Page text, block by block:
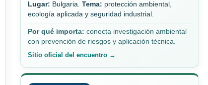
Lugar: Bulgaria. Tema: protección ambiental,
ecología aplicada y seguridad industrial.
Por qué importa: conecta investigación ambiental
con prevención de riesgos y aplicación técnica.
Sitio oficial del encuentro →